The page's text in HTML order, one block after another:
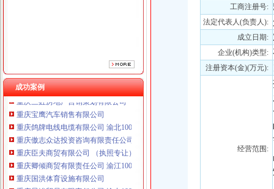
成功案例
重庆奕欣锦诚商贸有限公司 渝九50万 （工商注册）
重庆信同广告有限公司 渝沙50万 （工商注册）
重庆三虹房地产营销策划有限公司
重庆宝鹰汽车销售有限公司
重庆鸽牌电线电缆有限公司 渝北10010万 (进出口权)
重庆傲志众达投资咨询有限责任公司 渝九1000万 （增资）
重庆臣夫商贸有限公司 （执照专让）
重庆卿倾商贸有限责任公司 渝江100万 （工商注册）
重庆国洪体育设施有限公司
重庆星竣贸易有限责任公司 渝中100万 （进出口权）
工商注册号:
法定代表人(负责人):
成立日期:
企业(机构)类型:
注册资本(金)(万元):
经营范围: